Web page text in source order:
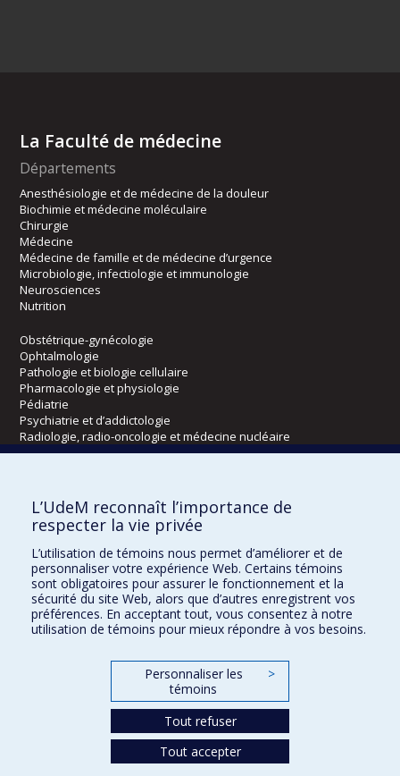
La Faculté de médecine
Départements
Anesthésiologie et de médecine de la douleur
Biochimie et médecine moléculaire
Chirurgie
Médecine
Médecine de famille et de médecine d’urgence
Microbiologie, infectiologie et immunologie
Neurosciences
Nutrition
Obstétrique-gynécologie
Ophtalmologie
Pathologie et biologie cellulaire
Pharmacologie et physiologie
Pédiatrie
Psychiatrie et d’addictologie
Radiologie, radio-oncologie et médecine nucléaire
Écoles
Kinésiologie et des sciences de l’activité physique
Orthophonie et audiologie
Réadaptation
Directions
DPC
CPASS
L’UdeM reconnaît l’importance de
respecter la vie privée
L’utilisation de témoins nous permet d’améliorer et de
personnaliser votre expérience Web. Certains témoins
sont obligatoires pour assurer le fonctionnement et la
sécurité du site Web, alors que d’autres enregistrent vos
préférences. En acceptant tout, vous consentez à notre
utilisation de témoins pour mieux répondre à vos besoins.
Personnaliser les
témoins
>
Tout refuser
Tout accepter